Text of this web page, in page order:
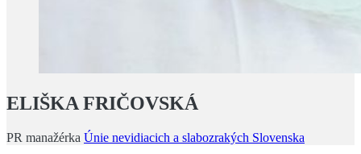
ELIŠKA FRIČOVSKÁ
PR manažérka Únie nevidiacich a slabozrakých Slovenska